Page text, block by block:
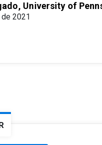
University of
2021